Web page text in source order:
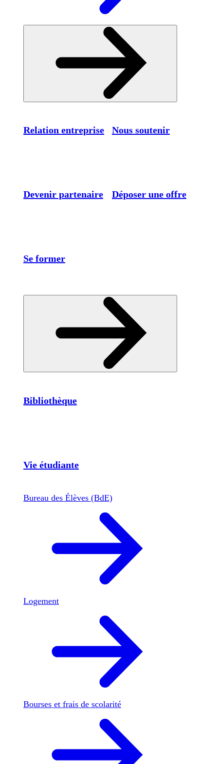
Relation entreprise Nous soutenir
Devenir partenaire Déposer une offre
Se former
Bibliothèque
Vie étudiante
Bureau des Élèves (BdE)
Logement
Bourses et frais de scolarité